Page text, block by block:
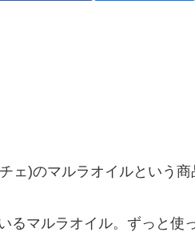
ェ)のマルラオイルという商
るマルラオイル。ずっと使